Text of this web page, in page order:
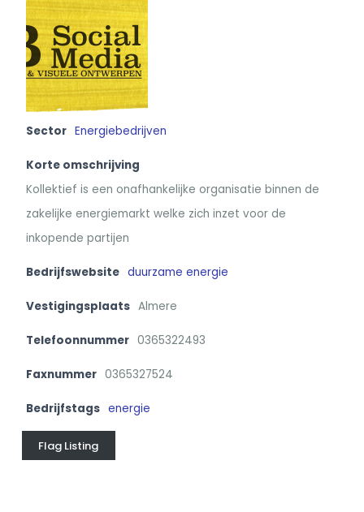
Sector Energiebedrijven
Korte omschrijving
Kollektief is een onafhankelijke organisatie binnen de
zakelijke energiemarkt welke zich inzet voor de
inkopende partijen
Bedrijfswebsite duurzame energie
Vestigingsplaats Almere
Telefoonnummer 0365322493
Faxnummer 0365327524
Bedrijfstags energie
Flag Listing